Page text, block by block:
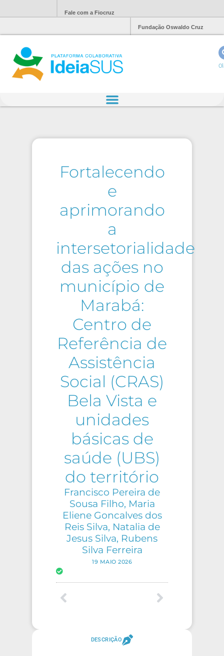
Fale com a Fiocruz
Fundação Oswaldo Cruz
Fortalecendo
e
aprimorando
a
intersetorialidade
das ações no
município de
Marabá:
Centro de
Referência de
Assistência
Social (CRAS)
Bela Vista e
unidades
básicas de
saúde (UBS)
do território
Francisco Pereira de
Sousa Filho, Maria
Eliene Goncalves dos
Reis Silva, Natalia de
Jesus Silva, Rubens
Silva Ferreira
19 MAIO 2026
DESCRIÇÃO